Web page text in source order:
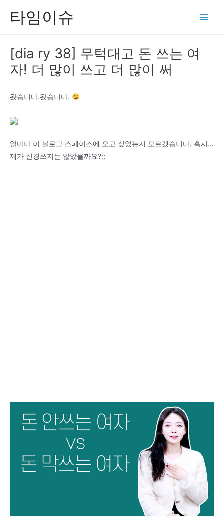
타임이슈
[dia ry 38] 무턱대고 돈 쓰는 여
자! 더 많이 쓰고 더 많이 써
왔습니다.왔습니다.
얼마나 이 블로그 스페이스에 오고 싶었는지 모르겠습니다. 혹시…
제가 신경쓰지는 않았을까요?;;